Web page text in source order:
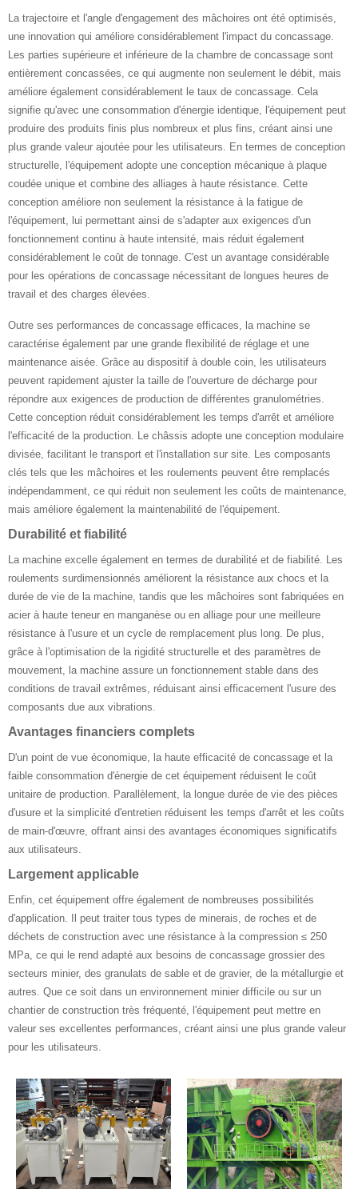
La trajectoire et l'angle d'engagement des mâchoires ont été optimisés,
une innovation qui améliore considérablement l'impact du concassage.
Les parties supérieure et inférieure de la chambre de concassage sont
entièrement concassées, ce qui augmente non seulement le débit, mais
améliore également considérablement le taux de concassage. Cela
signifie qu'avec une consommation d'énergie identique, l'équipement peut
produire des produits finis plus nombreux et plus fins, créant ainsi une
plus grande valeur ajoutée pour les utilisateurs. En termes de conception
structurelle, l'équipement adopte une conception mécanique à plaque
coudée unique et combine des alliages à haute résistance. Cette
conception améliore non seulement la résistance à la fatigue de
l'équipement, lui permettant ainsi de s'adapter aux exigences d'un
fonctionnement continu à haute intensité, mais réduit également
considérablement le coût de tonnage. C'est un avantage considérable
pour les opérations de concassage nécessitant de longues heures de
travail et des charges élevées.
Outre ses performances de concassage efficaces, la machine se
caractérise également par une grande flexibilité de réglage et une
maintenance aisée. Grâce au dispositif à double coin, les utilisateurs
peuvent rapidement ajuster la taille de l'ouverture de décharge pour
répondre aux exigences de production de différentes granulométries.
Cette conception réduit considérablement les temps d'arrêt et améliore
l'efficacité de la production. Le châssis adopte une conception modulaire
divisée, facilitant le transport et l'installation sur site. Les composants
clés tels que les mâchoires et les roulements peuvent être remplacés
indépendamment, ce qui réduit non seulement les coûts de maintenance,
mais améliore également la maintenabilité de l'équipement.
Durabilité et fiabilité
La machine excelle également en termes de durabilité et de fiabilité. Les
roulements surdimensionnés améliorent la résistance aux chocs et la
durée de vie de la machine, tandis que les mâchoires sont fabriquées en
acier à haute teneur en manganèse ou en alliage pour une meilleure
résistance à l'usure et un cycle de remplacement plus long. De plus,
grâce à l'optimisation de la rigidité structurelle et des paramètres de
mouvement, la machine assure un fonctionnement stable dans des
conditions de travail extrêmes, réduisant ainsi efficacement l'usure des
composants due aux vibrations.
Avantages financiers complets
D'un point de vue économique, la haute efficacité de concassage et la
faible consommation d'énergie de cet équipement réduisent le coût
unitaire de production. Parallèlement, la longue durée de vie des pièces
d'usure et la simplicité d'entretien réduisent les temps d'arrêt et les coûts
de main-d'œuvre, offrant ainsi des avantages économiques significatifs
aux utilisateurs.
Largement applicable
Enfin, cet équipement offre également de nombreuses possibilités
d'application. Il peut traiter tous types de minerais, de roches et de
déchets de construction avec une résistance à la compression ≤ 250
MPa, ce qui le rend adapté aux besoins de concassage grossier des
secteurs minier, des granulats de sable et de gravier, de la métallurgie et
autres. Que ce soit dans un environnement minier difficile ou sur un
chantier de construction très fréquenté, l'équipement peut mettre en
valeur ses excellentes performances, créant ainsi une plus grande valeur
pour les utilisateurs.